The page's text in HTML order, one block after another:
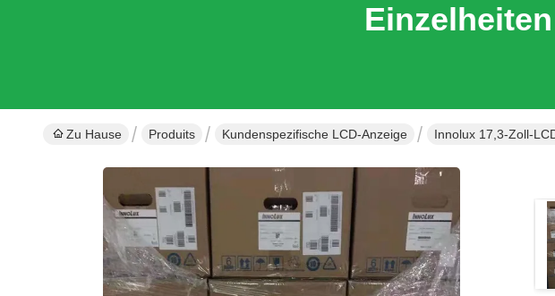
Zu Hause Produits Kundenspezifische LCD-Anzeige Innolux 17,3-Zoll-